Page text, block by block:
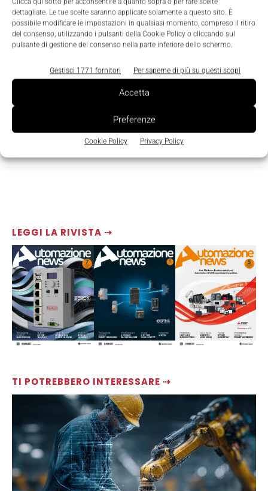
Clicca qui sotto per acconsentire a quanto sopra o per fare scelte
dettagliate. Le tue scelte saranno applicate solamente a questo sito. È
possibile modificare le impostazioni in qualsiasi momento, compreso il ritiro
del consenso, utilizzando i pulsanti della Cookie Policy o cliccando sul
pulsante di gestione del consenso nella parte inferiore dello schermo.
Gestisci 1771 fornitori Per saperne di più su questi scopi
Accetta
Preferenze
Cookie Policy Privacy Policy
LEGGI LA RIVISTA ⇢
TI POTREBBERO INTERESSARE ⇢